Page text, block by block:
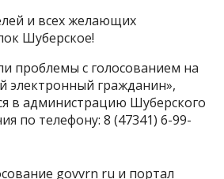
и всех желающих
Шуберское!
проблемы с голосованием на
электронный гражданин»,
в администрацию Шуберского
по телефону: 8 (47341) 6-99-